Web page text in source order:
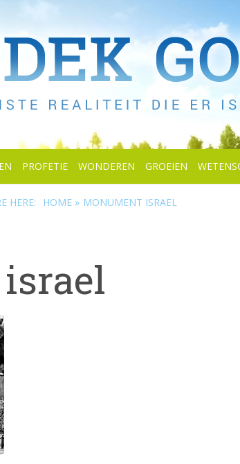
PROFETIE WONDEREN GROEIEN
HERE: HOME » MONUMENT ISRAEL